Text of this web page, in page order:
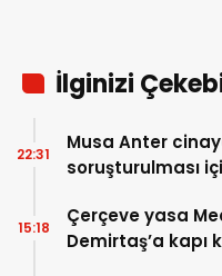
İlginizi
Musa Anter
soruşturulması
22:31
Çerçeve yasa
Demirtaş’a kapı
15:18